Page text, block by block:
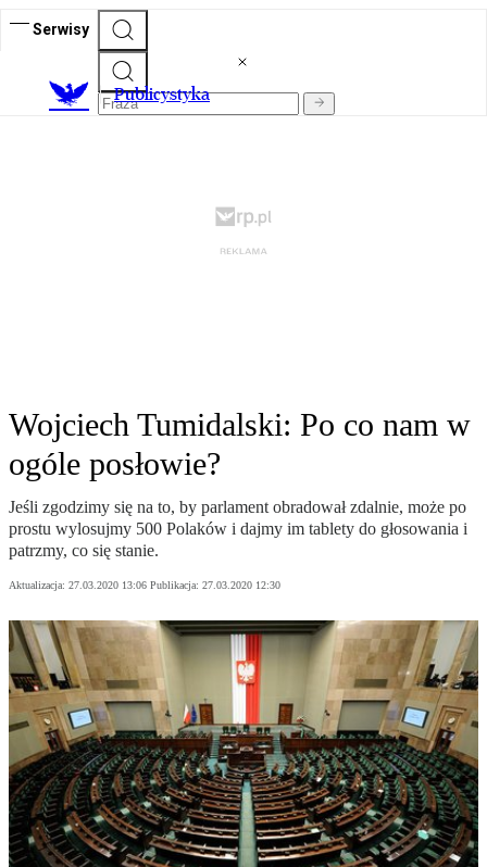
Serwisy
Publicystyka
Wojciech Tumidalski: Po co nam w
ogóle posłowie?
Jeśli zgodzimy się na to, by parlament obradował zdalnie, może po
prostu wylosujmy 500 Polaków i dajmy im tablety do głosowania i
patrzmy, co się stanie.
Aktualizacja: 27.03.2020 13:06 Publikacja: 27.03.2020 12:30